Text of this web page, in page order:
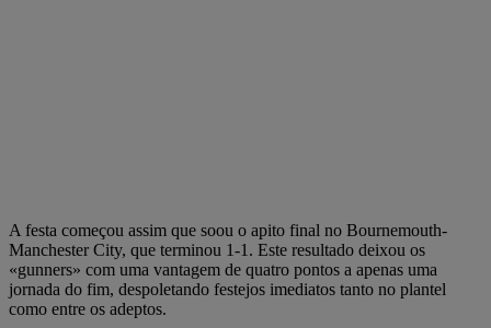
A festa começou assim que soou o apito final no Bournemouth-
Manchester City, que terminou 1-1. Este resultado deixou os
«gunners» com uma vantagem de quatro pontos a apenas uma
jornada do fim, despoletando festejos imediatos tanto no plantel
como entre os adeptos.